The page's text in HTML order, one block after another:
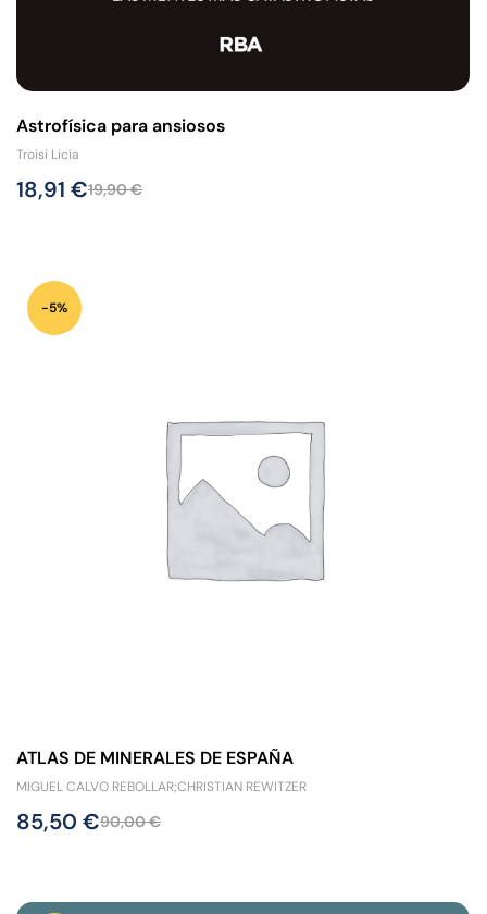
Astrofísica para ansiosos
Troisi Licia
19,90€
18,91 €
-5%
ATLAS DE MINERALES DE ESPAÑA
MIGUEL CALVO REBOLLAR;CHRISTIAN REWITZER
90,00€
85,50 €